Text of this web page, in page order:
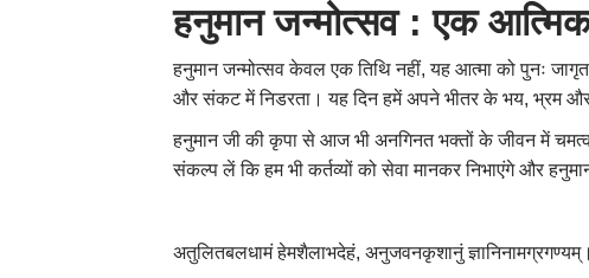
हनुमान जन्मोत्सव : एक आत्मिक
हनुमान जन्मोत्सव केवल एक तिथि नहीं, यह आत्मा को पुनः
और संकट में निडरता। यह दिन हमें अपने भीतर के भय, भ्रम
हनुमान जी की कृपा से आज भी अनगिनत भक्तों के जीवन में
संकल्प लें कि हम भी कर्तव्यों को सेवा मानकर निभाएंगे और
अतुलितबलधामं हेमशैलाभदेहं, अनुजवनकृशानुं ज्ञानिनामग्रगण्यम्।